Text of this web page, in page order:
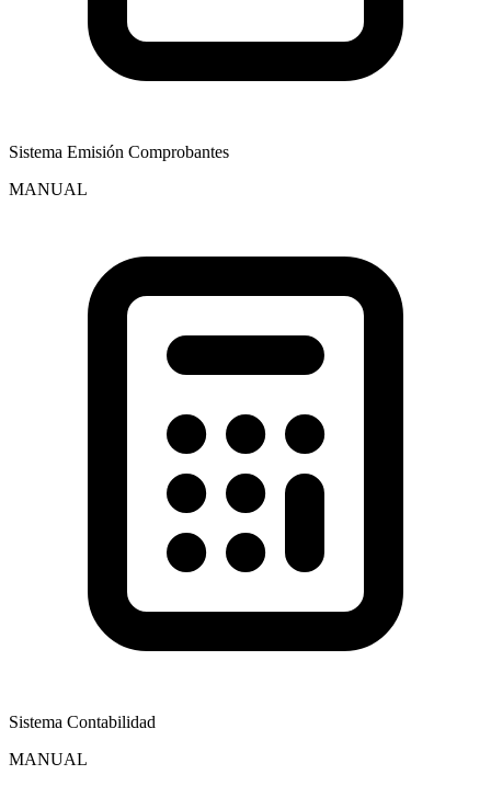
Sistema Emisión Comprobantes
MANUAL
Sistema Contabilidad
MANUAL